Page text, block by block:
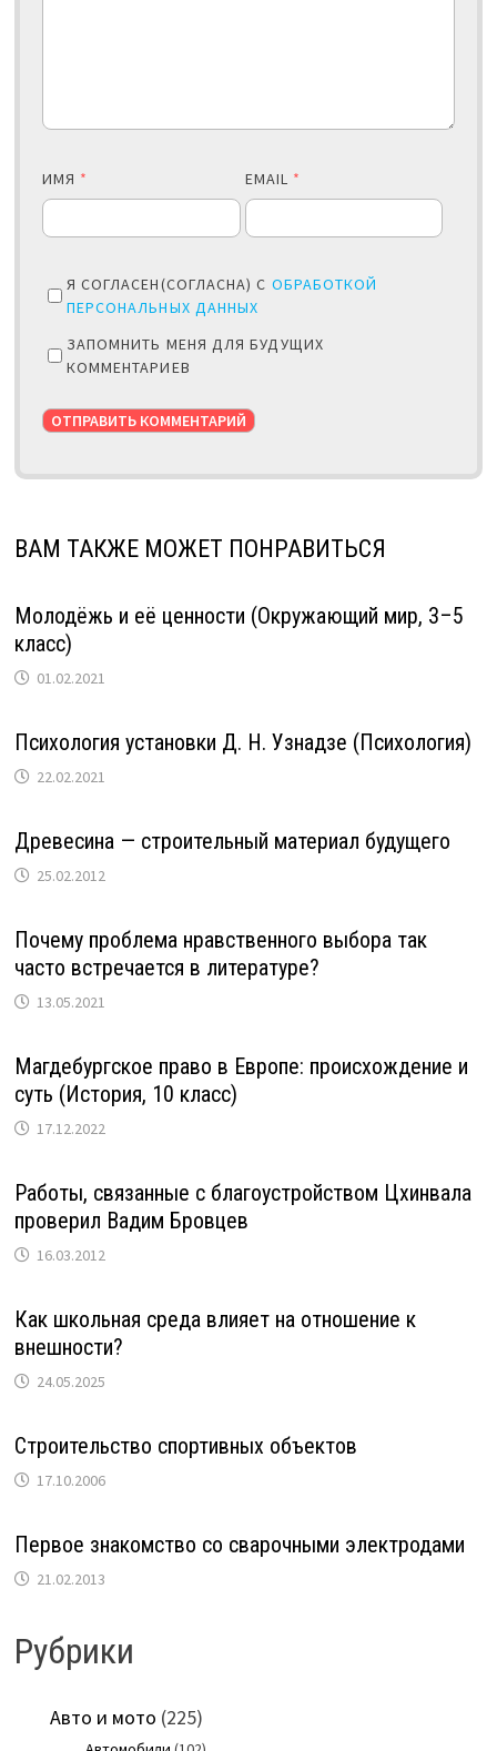
ИМЯ * EMAIL *
Я СОГЛАСЕН(СОГЛАСНА) С ОБРАБОТКОЙ
ПЕРСОНАЛЬНЫХ ДАННЫХ
ЗАПОМНИТЬ МЕНЯ ДЛЯ БУДУЩИХ
КОММЕНТАРИЕВ
ВАМ ТАКЖЕ МОЖЕТ ПОНРАВИТЬСЯ
Молодёжь и её ценности (Окружающий мир, 3–5
класс)
01.02.2021
Психология установки Д. Н. Узнадзе (Психология)
22.02.2021
Древесина — строительный материал будущего
25.02.2012
Почему проблема нравственного выбора так
часто встречается в литературе?
13.05.2021
Магдебургское право в Европе: происхождение и
суть (История, 10 класс)
17.12.2022
Работы, связанные с благоустройством Цхинвала
проверил Вадим Бровцев
16.03.2012
Как школьная среда влияет на отношение к
внешности?
24.05.2025
Строительство спортивных объектов
17.10.2006
Первое знакомство со сварочными электродами
21.02.2013
Рубрики
Авто и мото (225)